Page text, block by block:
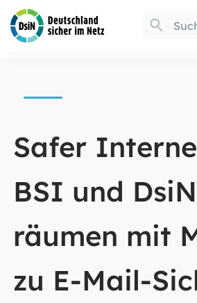
Safer
BSI und DsiN
räumen mit
zu E-Mail-